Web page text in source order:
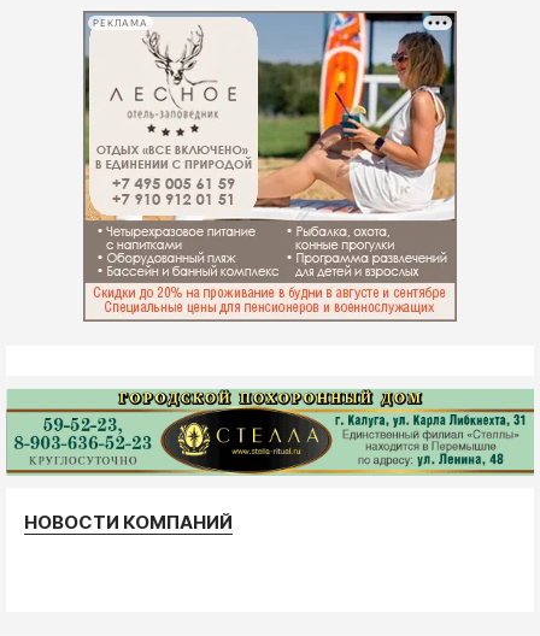
РЕКЛАМА
НОВОСТИ КОМПАНИЙ